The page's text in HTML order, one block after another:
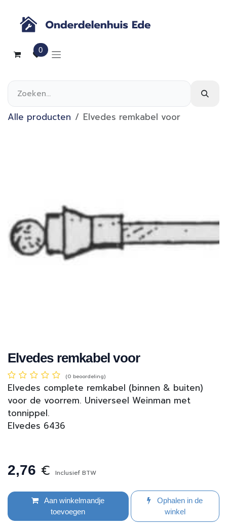
0
Alle producten Elvedes remkabel voor
Elvedes remkabel voor
(0 beoordeling)
Elvedes complete remkabel (binnen & buiten)
voor de voorrem. Universeel Weinman met
tonnippel.
Elvedes 6436
2,76 € Inclusief BTW
Aan winkelmandje
toevoegen
Ophalen in de
winkel